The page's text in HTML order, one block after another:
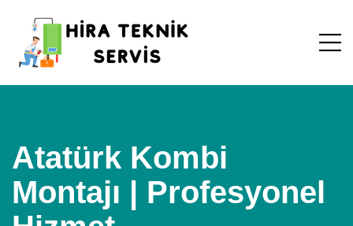
Atatürk Kombi
Montajı | Profesyonel